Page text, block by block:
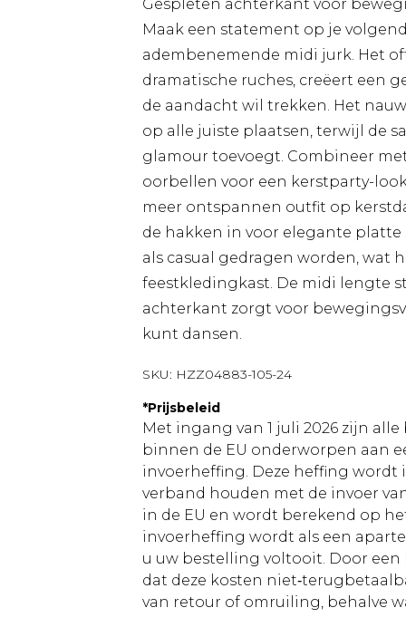
Gespleten achterkant voor
Maak een statement op je
adembenemende midi jurk. Het
dramatische ruches, creëert een
de aandacht wil trekken. Het
op alle juiste plaatsen, terwijl de
glamour toevoegt. Combineer
oorbellen voor een kerstparty-
meer ontspannen outfit op
de hakken in voor elegante
als casual gedragen worden, wat
feestkledingkast. De midi lengte
achterkant zorgt voor
kunt dansen.
SKU: HZZ04883-105-24
*Prijsbeleid
Met ingang van 1 juli 2026 zijn
binnen de EU onderworpen aan
invoerheffing. Deze heffing
verband houden met de invoer
in de EU en wordt berekend op
invoerheffing wordt als een
u uw bestelling voltooit. Door
dat deze kosten
van retour of omruiling, behalve